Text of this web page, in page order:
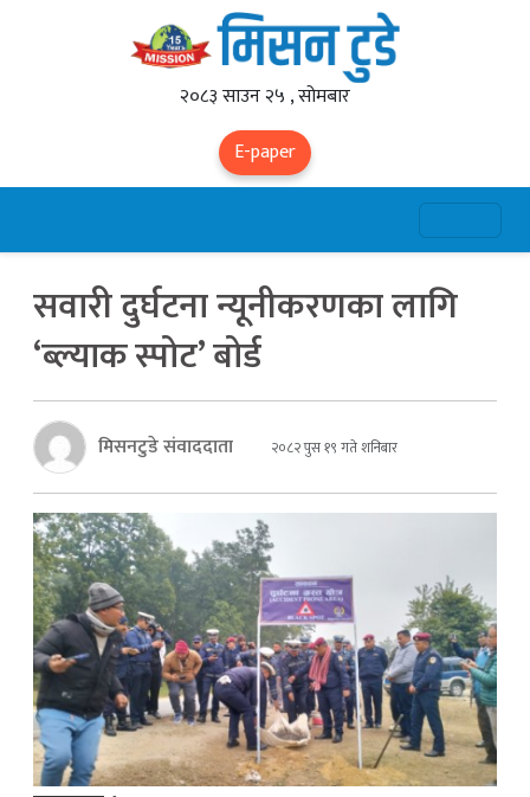
२०८३ साउन २५ , सोमबार
E-paper
सवारी दुर्घटना न्यूनीकरणका लागि
‘ब्ल्याक स्पोट’ बोर्ड
मिसनटुडे संवाददाता २०८२ पुस १९ गते शनिबार